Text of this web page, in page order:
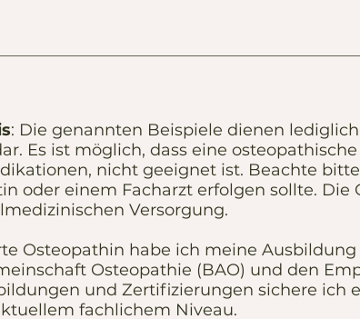
: Die genannten Beispiele dienen
Es ist möglich, dass eine
nicht geeignet ist. Beachte
oder einem Facharzt erfolgen sollte.
Versorgung.
Osteopathin habe ich meine
Osteopathie (BAO) und den
und Zertifizierungen sichere ich
fachlichem Niveau.​